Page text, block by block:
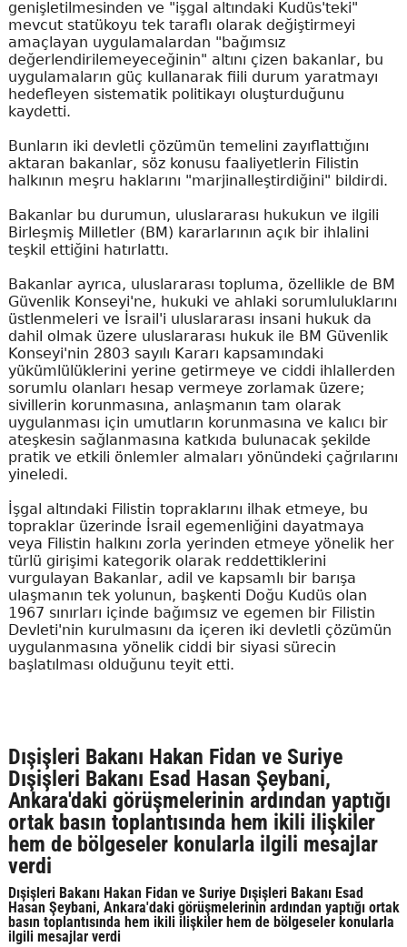
genişletilmesinden ve "işgal altındaki Kudüs'teki"
mevcut statükoyu tek taraflı olarak değiştirmeyi
amaçlayan uygulamalardan "bağımsız
değerlendirilemeyeceğinin" altını çizen bakanlar, bu
uygulamaların güç kullanarak fiili durum yaratmayı
hedefleyen sistematik politikayı oluşturduğunu
kaydetti.
Bunların iki devletli çözümün temelini zayıflattığını
aktaran bakanlar, söz konusu faaliyetlerin Filistin
halkının meşru haklarını "marjinalleştirdiğini" bildirdi.
Bakanlar bu durumun, uluslararası hukukun ve ilgili
Birleşmiş Milletler (BM) kararlarının açık bir ihlalini
teşkil ettiğini hatırlattı.
Bakanlar ayrıca, uluslararası topluma, özellikle de BM
Güvenlik Konseyi'ne, hukuki ve ahlaki sorumluluklarını
üstlenmeleri ve İsrail'i uluslararası insani hukuk da
dahil olmak üzere uluslararası hukuk ile BM Güvenlik
Konseyi'nin 2803 sayılı Kararı kapsamındaki
yükümlülüklerini yerine getirmeye ve ciddi ihlallerden
sorumlu olanları hesap vermeye zorlamak üzere;
sivillerin korunmasına, anlaşmanın tam olarak
uygulanması için umutların korunmasına ve kalıcı bir
ateşkesin sağlanmasına katkıda bulunacak şekilde
pratik ve etkili önlemler almaları yönündeki çağrılarını
yineledi.
İşgal altındaki Filistin topraklarını ilhak etmeye, bu
topraklar üzerinde İsrail egemenliğini dayatmaya
veya Filistin halkını zorla yerinden etmeye yönelik her
türlü girişimi kategorik olarak reddettiklerini
vurgulayan Bakanlar, adil ve kapsamlı bir barışa
ulaşmanın tek yolunun, başkenti Doğu Kudüs olan
1967 sınırları içinde bağımsız ve egemen bir Filistin
Devleti'nin kurulmasını da içeren iki devletli çözümün
uygulanmasına yönelik ciddi bir siyasi sürecin
başlatılması olduğunu teyit etti.
Dışişleri Bakanı Hakan Fidan ve Suriye
Dışişleri Bakanı Esad Hasan Şeybani,
Ankara'daki görüşmelerinin ardından yaptığı
ortak basın toplantısında hem ikili ilişkiler
hem de bölgeseler konularla ilgili mesajlar
verdi
Dışişleri Bakanı Hakan Fidan ve Suriye Dışişleri Bakanı Esad
Hasan Şeybani, Ankara'daki görüşmelerinin ardından yaptığı ortak
basın toplantısında hem ikili ilişkiler hem de bölgeseler konularla
ilgili mesajlar verdi